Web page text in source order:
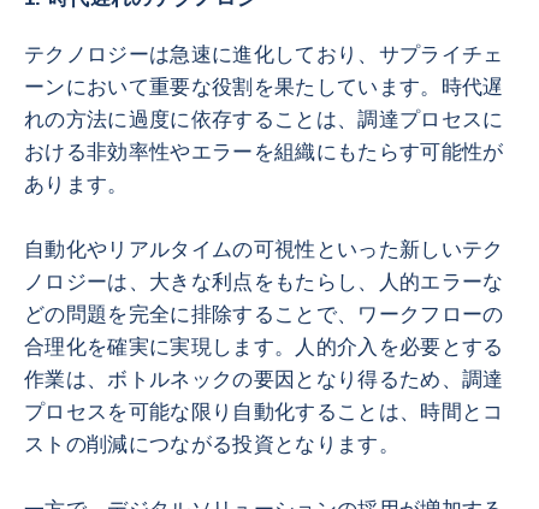
テクノロジーは急速に進化しており、サプライチェ
ーンにおいて重要な役割を果たしています。時代遅
れの方法に過度に依存することは、調達プロセスに
おける非効率性やエラーを組織にもたらす可能性が
あります。
自動化やリアルタイムの可視性といった新しいテク
ノロジーは、大きな利点をもたらし、人的エラーな
どの問題を完全に排除することで、ワークフローの
合理化を確実に実現します。人的介入を必要とする
作業は、ボトルネックの要因となり得るため、調達
プロセスを可能な限り自動化することは、時間とコ
ストの削減につながる投資となります。